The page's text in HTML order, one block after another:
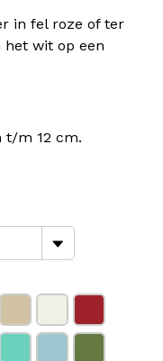
in fel roze of ter
het wit op een
t/m 12 cm.